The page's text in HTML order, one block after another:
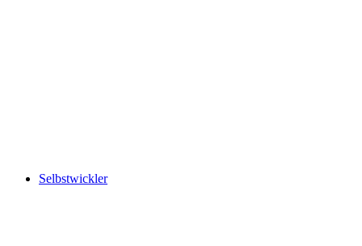
Selbstwickler